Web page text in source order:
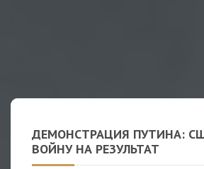
ДЕМОНСТРАЦИЯ ПУТИНА:
ВОЙНУ НА РЕЗУЛЬТАТ